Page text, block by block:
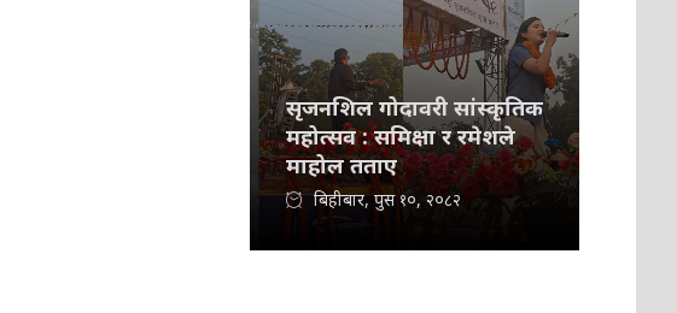
सृजनशिल गोदावरी सांस्कृतिक
महोत्सव : समिक्षा र रमेशले
माहोल तताए
बिहीबार, पुस १०, २०८२